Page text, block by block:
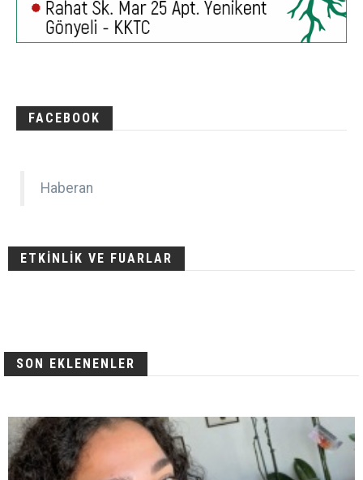
FACEBOOK
Haberan
ETKİNLİK VE FUARLAR
SON EKLENENLER